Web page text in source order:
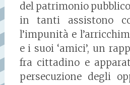
del patrimonio
in tanti assistono
l’impunità e
e i suoi ‘amici’, un
fra cittadino e
persecuzione degli